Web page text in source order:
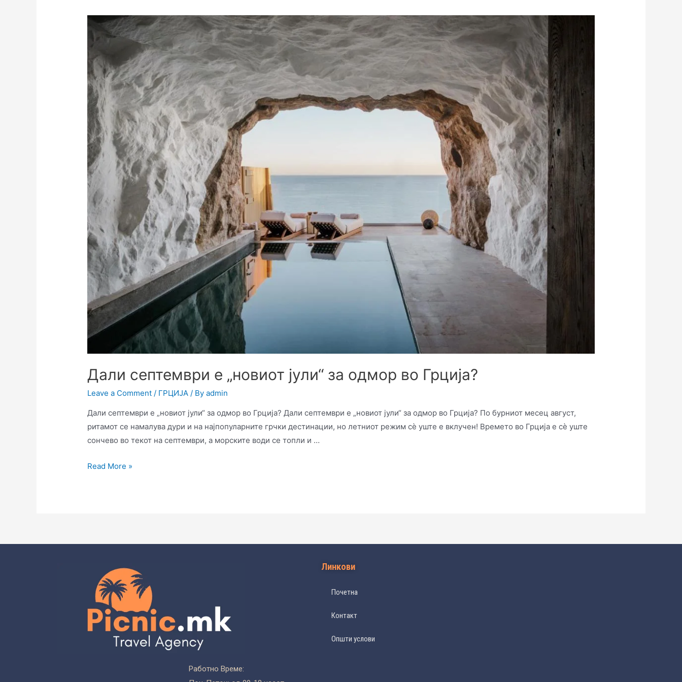
Дали септември е „новиот јули“ за одмор во Грција?
Leave a Comment / ГРЦИЈА / Byadmin
Дали септември е „новиот јули“ за одмор во Грција? Дали септември е „новиот јули“ за одмор во Грција? По бурниот месец август,
ритамот се намалува дури и на најпопуларните грчки дестинации, но летниот режим сè уште е вклучен! Времето во Грција е сè уште
сончево во текот на септември, а морските води се топли и …
Read More »
Работно Време:
Линкови
Почетна
Контакт
Општи услови